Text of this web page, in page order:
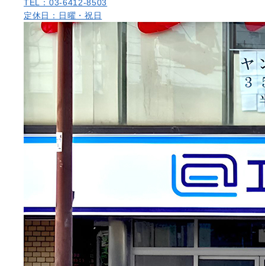
TEL：03-6412-8503
定休日：日曜・祝日